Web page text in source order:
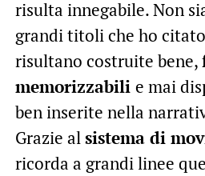
risulta innegabile. Non
grandi titoli che ho
risultano costruite bene,
memorizzabili e mai
ben inserite nella
Grazie alsistema di
ricorda a grandi linee